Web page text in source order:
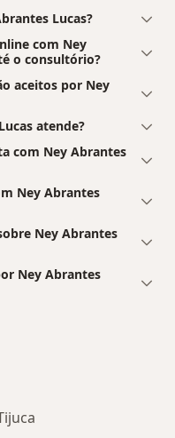
Lucas?
com Ney
o consultório?
aceitos por Ney
atende?
com Ney Abrantes
Ney Abrantes
Ney Abrantes
Ney Abrantes